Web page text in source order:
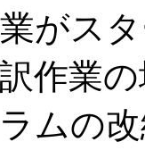
がス
作業
ムの